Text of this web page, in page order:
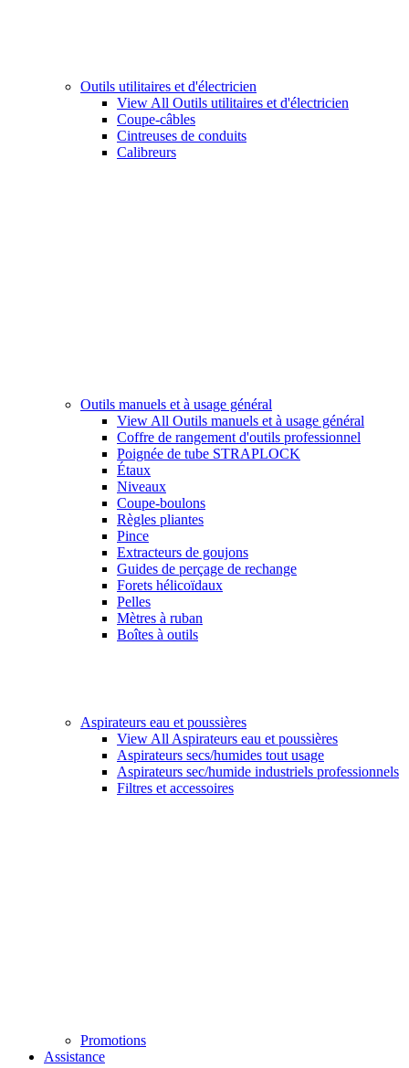
Outils utilitaires et d'électricien
View All Outils utilitaires et d'électricien
Coupe-câbles
Cintreuses de conduits
Calibreurs
Outils manuels et à usage général
View All Outils manuels et à usage général
Coffre de rangement d'outils professionnel
Poignée de tube STRAPLOCK
Étaux
Niveaux
Coupe-boulons
Règles pliantes
Pince
Extracteurs de goujons
Guides de perçage de rechange
Forets hélicoïdaux
Pelles
Mètres à ruban
Boîtes à outils
Aspirateurs eau et poussières
View All Aspirateurs eau et poussières
Aspirateurs secs/humides tout usage
Aspirateurs sec/humide industriels professionnels
Filtres et accessoires
Promotions
Assistance